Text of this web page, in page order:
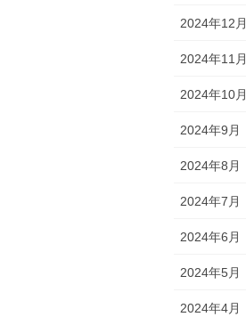
2024年12月
2024年11月
2024年10月
2024年9月
2024年8月
2024年7月
2024年6月
2024年5月
2024年4月